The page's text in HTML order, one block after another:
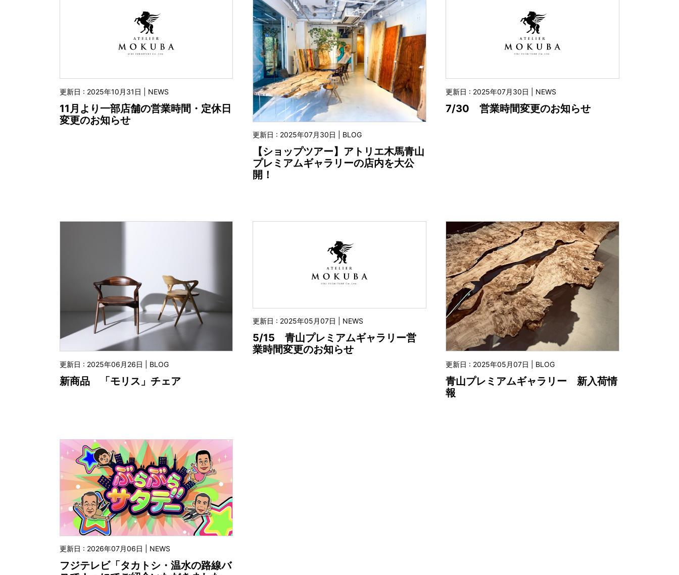
更新日 : 2025年10月31日 | NEWS
11月より一部店舗の営業時間・定休日
変更のお知らせ
更新日 : 2025年07月30日 | BLOG
【ショップツアー】アトリエ木馬青山
プレミアムギャラリーの店内を大公
開！
更新日 : 2025年07月30日 | NEWS
7/30 営業時間変更のお知らせ
更新日 : 2025年06月26日 | BLOG
新商品 「モリス」チェア
更新日 : 2025年05月07日 | NEWS
5/15 青山プレミアムギャラリー営
業時間変更のお知らせ
更新日 : 2025年05月07日 | BLOG
青山プレミアムギャラリー 新入荷情
報
更新日 : 2026年07月06日 | NEWS
フジテレビ「タカトシ・温水の路線バ